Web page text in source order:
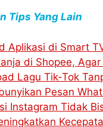
Tips Yang Lain
Aplikasi di Smart
di Shopee,
Lagu Tik-Tok
Pesan
Instagram Tidak